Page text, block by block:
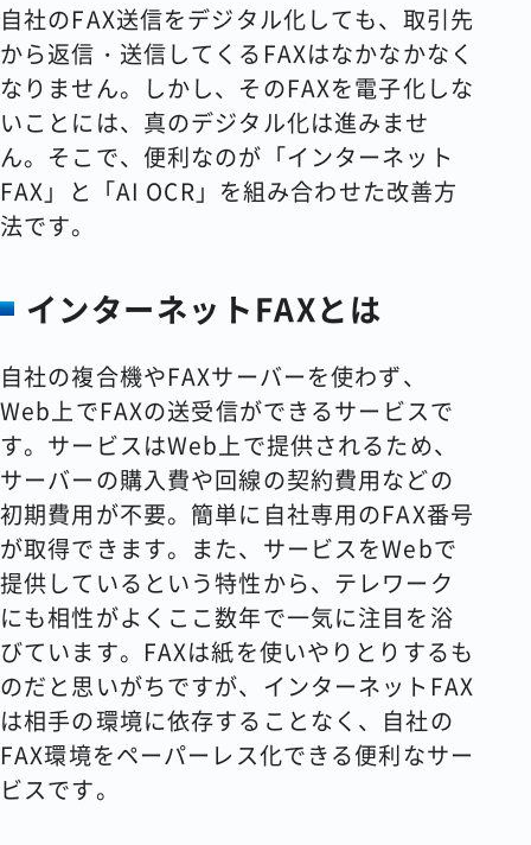
自社のFAX送信をデジタル化しても、取引先
から返信・送信してくるFAXはなかなかなく
なりません。しかし、そのFAXを電子化しな
いことには、真のデジタル化は進みませ
ん。そこで、便利なのが「インターネット
FAX」と「AI OCR」を組み合わせた改善方
法です。
インターネットFAXとは
自社の複合機やFAXサーバーを使わず、
Web上でFAXの送受信ができるサービスで
す。サービスはWeb上で提供されるため、
サーバーの購入費や回線の契約費用などの
初期費用が不要。簡単に自社専用のFAX番号
が取得できます。また、サービスをWebで
提供しているという特性から、テレワーク
にも相性がよくここ数年で一気に注目を浴
びています。FAXは紙を使いやりとりするも
のだと思いがちですが、インターネットFAX
は相手の環境に依存することなく、自社の
FAX環境をペーパーレス化できる便利なサー
ビスです。